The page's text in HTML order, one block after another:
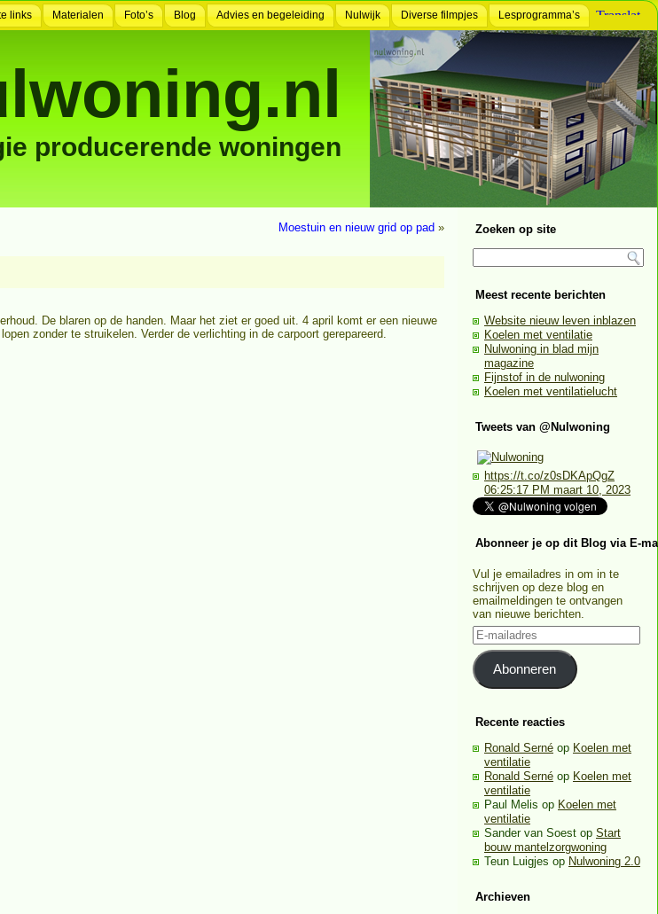
links Materialen Foto’s Blog Advies en begeleiding Nulwijk Diverse filmpjes Lesprogramma’s
producerende woningen
Moestuin en nieuw grid op pad »
De blaren op de handen. Maar het ziet er goed uit. 4 april komt er een nieuwe
zonder te struikelen. Verder de verlichting in de carpoort gerepareerd.
Zoeken op site
Meest recente berichten
Website nieuw leven inblazen
Koelen met ventilatie
Nulwoning in blad mijn
magazine
Fijnstof in de nulwoning
Koelen met ventilatielucht
Tweets van @Nulwoning
https://t.co/z0sDKApQgZ
06:25:17 PM maart 10, 2023
Abonneer je op dit Blog via E-
Vul je emailadres in om in te
schrijven op deze blog en
emailmeldingen te ontvangen
van nieuwe berichten.
E-
mailadres
Abonneren
Recente reacties
Ronald Serné op Koelen met
ventilatie
Ronald Serné op Koelen met
ventilatie
Paul Melis op Koelen met
ventilatie
Sander van Soest op Start
bouw mantelzorgwoning
Teun Luigjes op Nulwoning 2.0
Archieven